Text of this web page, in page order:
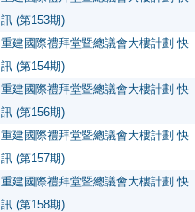
訊 (第153期)
重建國際禮拜堂暨總議會大樓計劃 快
訊 (第154期)
重建國際禮拜堂暨總議會大樓計劃 快
訊 (第156期)
重建國際禮拜堂暨總議會大樓計劃 快
訊 (第157期)
重建國際禮拜堂暨總議會大樓計劃 快
訊 (第158期)